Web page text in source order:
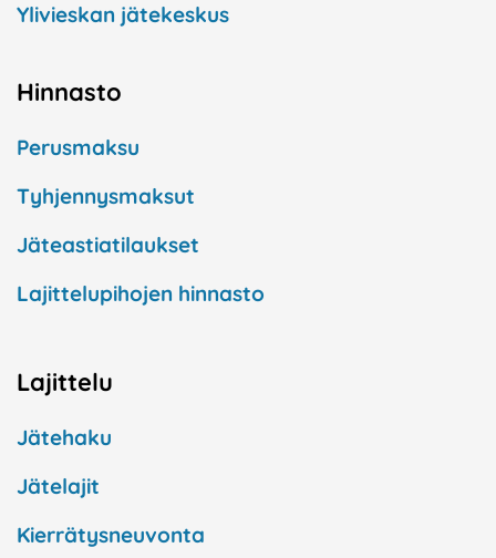
Ylivieskan jätekeskus
Hinnasto
Perusmaksu
Tyhjennysmaksut
Jäteastiatilaukset
Lajittelupihojen hinnasto
Lajittelu
Jätehaku
Jätelajit
Kierrätysneuvonta